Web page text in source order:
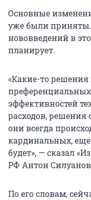
Основные
уже были
нововведений в
планирует.
«Какие-то
эффективностей
расходов, решения
они всегда
кардинальных, еще
будет», — сказал
РФ Антон
По его словам,